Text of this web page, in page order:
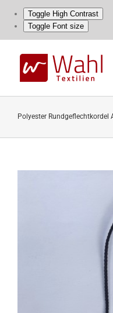
Toggle High Contrast
Toggle Font size
content
Polyester